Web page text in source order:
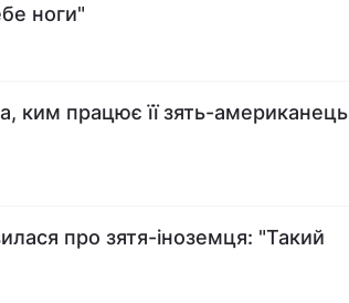
ноги"
ким працює її зять-американець
про зятя-іноземця: "Такий